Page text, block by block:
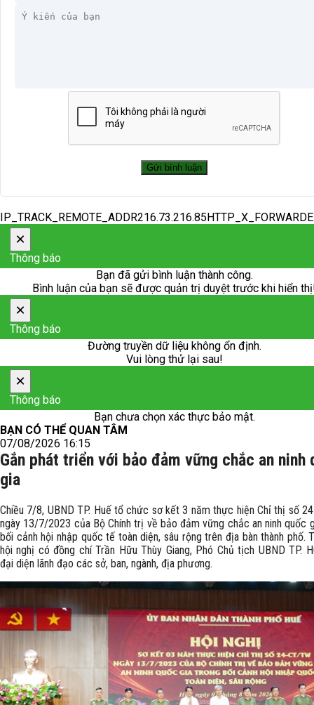
×
Thông báo
Bạn đã gửi bình luận thành công.
Bình luận của bạn sẽ được quản trị duyệt trước khi hiển
×
Thông báo
Đường truyền dữ liệu không ổn định.
Vui lòng thử lại sau!
×
Thông báo
Bạn chưa chọn xác thực bảo mật.
BẠN CÓ THỂ QUAN TÂM
07/08/2026 16:15
Gắn phát triển với bảo đảm vững chắc an ninh
gia
Chiều 7/8, UBND TP. Huế tổ chức sơ kết 3 năm thực hiện Chỉ thị số
ngày 13/7/2023 của Bộ Chính trị về bảo đảm vững chắc an ninh quốc
bối cảnh hội nhập quốc tế toàn diện, sâu rộng trên địa bàn thành phố.
hội nghị có đồng chí Trần Hữu Thùy Giang, Phó Chủ tịch UBND TP.
đại diện lãnh đạo các sở, ban, ngành, địa phương.